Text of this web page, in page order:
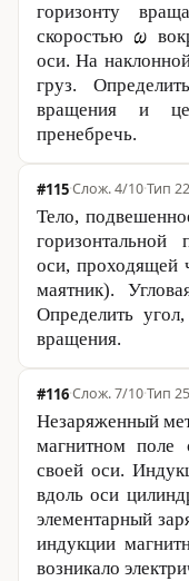
горизонту
скоростью
оси. На
груз.
вращения и
пренебречь.
#115· 4/10·Тип 22
Тело,
горизонтальной
оси, проходящей
маятник).
Определить
вращения.
#116· 7/10·Тип 25
Незаряженный
магнитном поле
своей оси.
вдоль оси
элементарный
индукции
возникало